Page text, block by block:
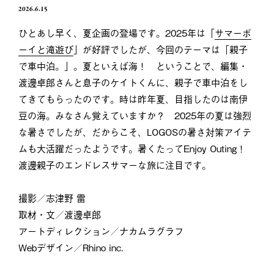
2026.6.15
ひとあし早く、夏企画の登場です。2025年は「サマーボ
ーイと滝遊び」が好評でしたが、今回のテーマは「親子
で車中泊。」。夏といえば海！ ということで、編集・
渡邊卓郎さんと息子のケイトくんに、親子で車中泊をし
てきてもらったのです。時は昨年夏、目指したのは南伊
豆の海。みなさん覚えていますか？ 2025年の夏は強烈
な暑さでしたが、だからこそ、LOGOSの暑さ対策アイテ
ムも大活躍だったようです。暑くたってEnjoy Outing！
渡邊親子のエンドレスサマーな旅に注目です。
撮影／志津野 雷
取材・文／渡邊卓郎
アートディレクション／ナカムラグラフ
Webデザイン／Rhino inc.